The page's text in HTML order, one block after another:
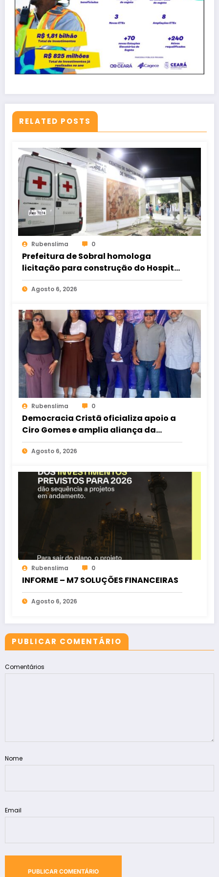
RELATED POSTS
Rubenslima 0
Prefeitura de Sobral homologa
licitação para construção do Hospital
de Taperuaba
Agosto 6, 2026
Rubenslima 0
Democracia Cristã oficializa apoio a
Ciro Gomes e amplia aliança da
oposição no Ceará
Agosto 6, 2026
Rubenslima 0
INFORME – M7 SOLUÇÕES FINANCEIRAS
Agosto 6, 2026
PUBLICAR COMENTÁRIO
Comentários
Nome
Email